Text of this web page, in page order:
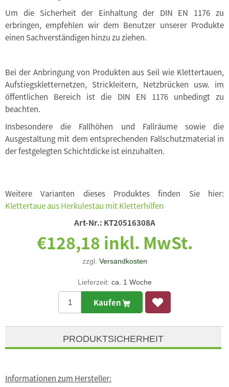
Um die Sicherheit der Einhaltung der DIN EN 1176 zu
erbringen, empfehlen wir dem Benutzer unserer Produkte
einen Sachverständigen hinzu zu ziehen.
Bei der Anbringung von Produkten aus Seil wie Klettertauen,
Aufstiegskletternetzen, Strickleitern, Netzbrücken usw. im
öffentlichen Bereich ist die DIN EN 1176 unbedingt zu
beachten.
Insbesondere die Fallhöhen und Fallräume sowie die
Ausgestaltung mit dem entsprechenden Fallschutzmaterial in
der festgelegten Schichtdicke ist einzuhalten.
Weitere Varianten dieses Produktes finden Sie hier:
Klettertaue aus Herkulestau mit Kletterhilfen
Art-Nr.: KT20516308A
€128,18 inkl. MwSt.
zzgl. Versandkosten
Lieferzeit: ca. 1 Woche
Kaufen
PRODUKTSICHERHEIT
Informationen zum Hersteller: